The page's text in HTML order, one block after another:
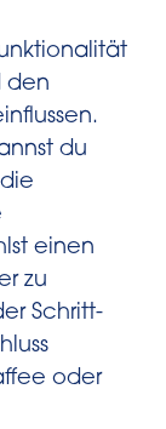
den
du
einen
zu
Schritt-
oder